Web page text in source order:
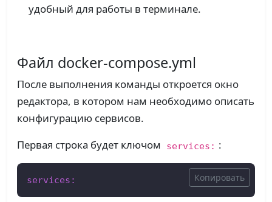
удобный для работы в терминале.
Файл docker-compose.yml
После выполнения команды откроется окно
редактора, в котором нам необходимо описать
конфигурацию сервисов.
Первая строка будет ключом
services: :
services: Копировать